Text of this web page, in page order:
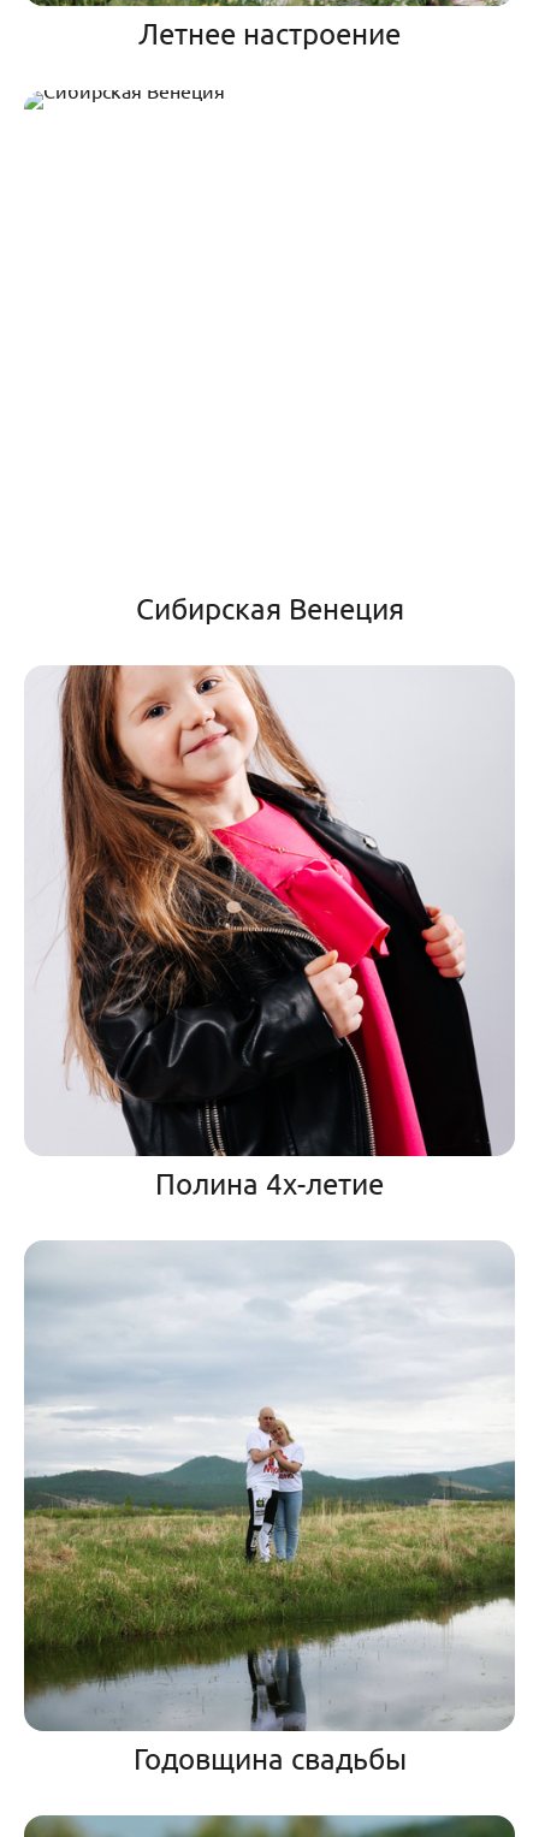
Летнее настроение
Сибирская Венеция
Полина 4х-летие
Годовщина свадьбы